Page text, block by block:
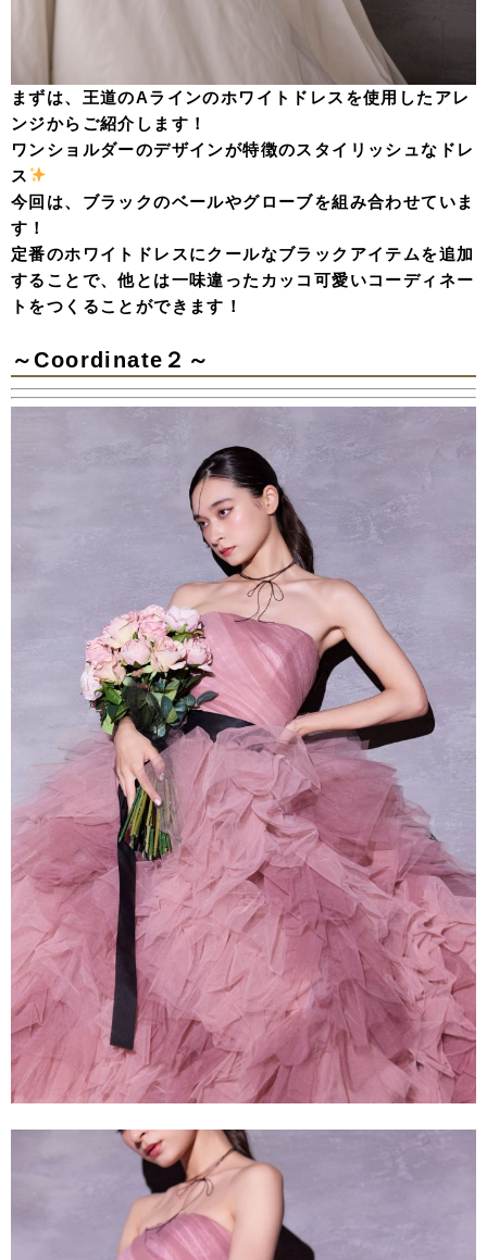
まずは、王道のAラインのホワイトドレスを使用したアレ
ンジからご紹介します！
ワンショルダーのデザインが特徴のスタイリッシュなドレ
ス
今回は、ブラックのベールやグローブを組み合わせていま
す！
定番のホワイトドレスにクールなブラックアイテムを追加
することで、他とは一味違ったカッコ可愛いコーディネー
トをつくることができます！
～Coordinate２～